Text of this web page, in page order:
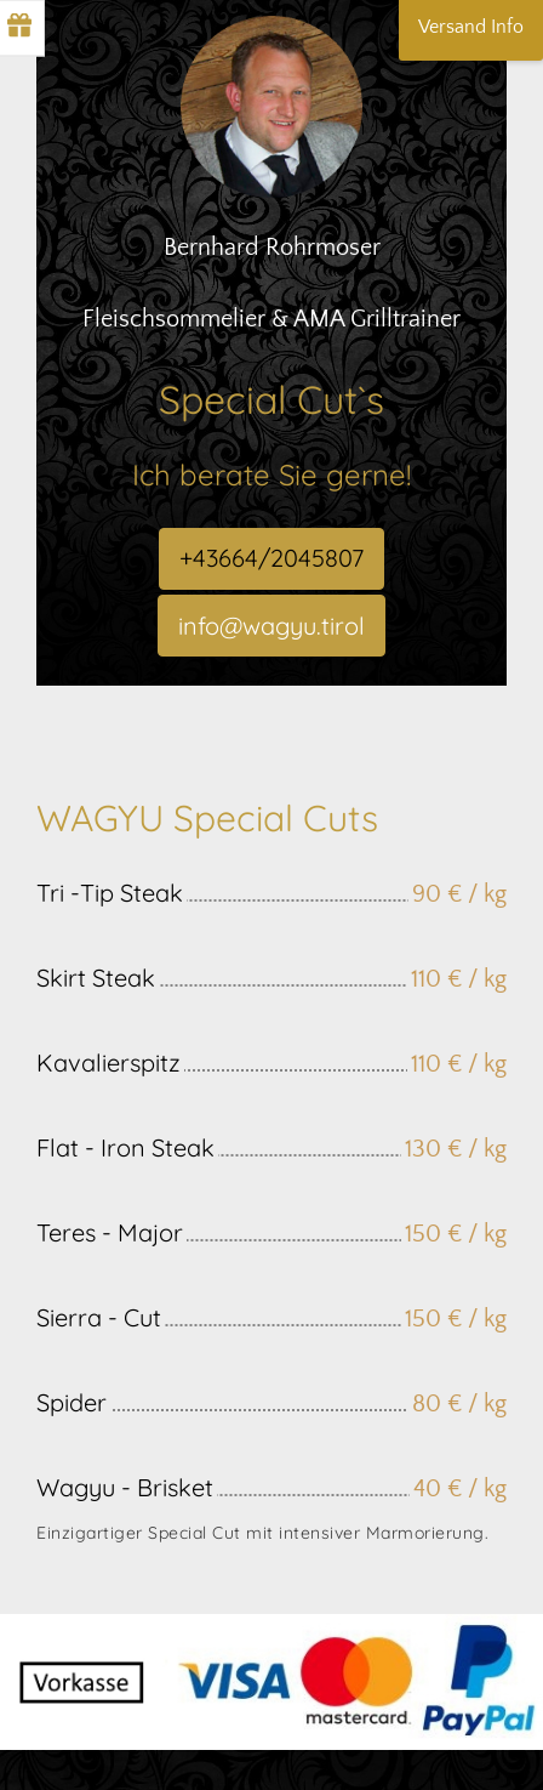
Bernhard Rohrmoser
Fleischsommelier & AMA Grilltrainer
Special Cut`s
Ich berate Sie gerne!
+43664/2045807
info@wagyu.tirol
WAGYU Special Cuts
Tri -Tip Steak 90 € / kg
Skirt Steak 110 € / kg
Kavalierspitz 110 € / kg
Flat - Iron Steak 130 € / kg
Teres - Major 150 € / kg
Sierra - Cut 150 € / kg
Spider 80 € / kg
Wagyu - Brisket 40 € / kg
Einzigartiger Special Cut mit intensiver Marmorierung.
Versand Info